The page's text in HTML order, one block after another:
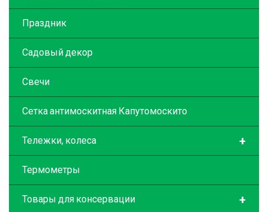
Праздник
Садовый декор
Свечи
Сетка антимоскитная Капутомоскито
+
Тележки, колеса
Термометры
+
Товары для консервации